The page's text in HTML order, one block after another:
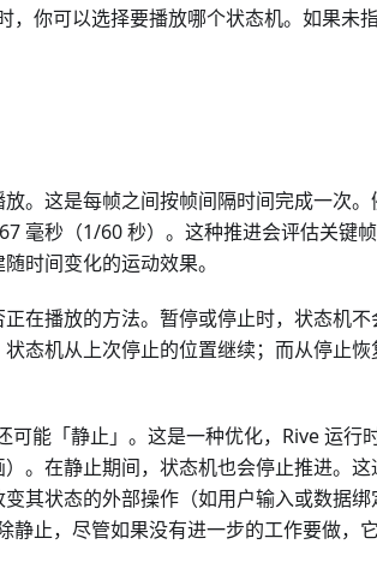
，你可以选择要播放哪个状态机。如果未
。这是每帧之间按帧间隔时间完成一次
毫秒（1/60 秒）。这种推进会评估关键
时间变化的运动效果。
在播放的方法。暂停或停止时，状态机
态机从上次停止的位置继续；而从停止
可能「静止」。这是一种优化，Rive 运行
）。在静止期间，状态机也会停止推进。
其状态的外部操作（如用户输入或数据
止，尽管如果没有进一步的工作要做，